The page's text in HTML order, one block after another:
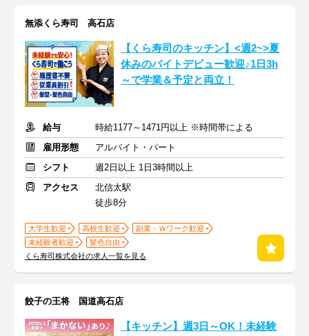
無添くら寿司 高石店
【くら寿司のキッチン】<週2~>夏
休みのバイトデビュー歓迎♪1日3h
～で学業＆予定と両立！
給与
時給1177～1471円以上 ※時間帯による
雇用形態
アルバイト・パート
シフト
週2日以上 1日3時間以上
アクセス
北信太駅
徒歩8分
大学生歓迎 高校生歓迎
副業・Ｗワーク歓迎
未経験者歓迎
髪色自由
くら寿司株式会社の求人一覧を見る
餃子の王将 国道高石店
【キッチン】週3日～OK！未経験